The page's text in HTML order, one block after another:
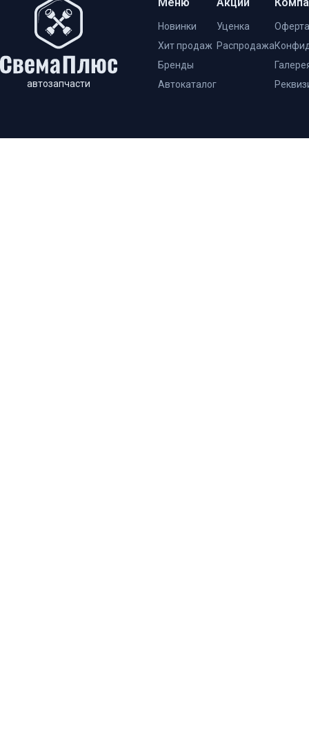
автозапчасти
Новинки
Хит продаж
Бренды
Автокаталог
Уценка
Распродажа
Оферта